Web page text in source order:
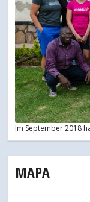
Im September 2018
MAPA